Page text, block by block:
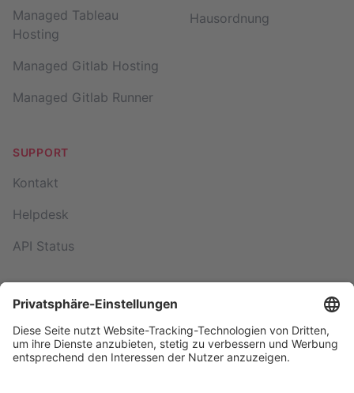
Managed Tableau
Hosting
Managed Gitlab Hosting
Managed Gitlab Runner
SUPPORT
Kontakt
Helpdesk
API Status
Hausordnung
© 2026 NETZFABRIK. All rights reserved.